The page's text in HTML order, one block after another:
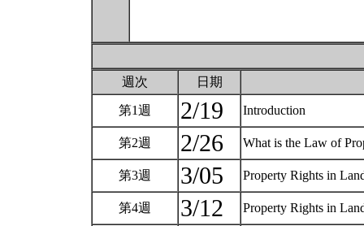
週次 日期
第1週 2/19 Introduction
第2週 2/26 What is the Law of
第3週 3/05 Property Rights in
第4週 3/12 Property Rights in